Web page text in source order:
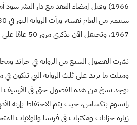
1967، وتحتفل الآن بذكرى مرور 50 عامًا على صدورها.
توجد نسخ من هذه الفصول حتى في الأرشيف
رانسوم بتكساس، حيث يتم الاحتفاظ بإرثه
زيارة خزانات ومكتبات في فرنسا والولايات